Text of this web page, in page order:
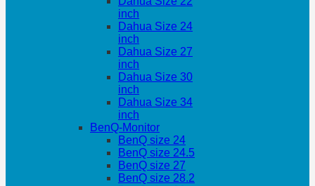
inch
Dahua Size 24
inch
Dahua Size 27
inch
Dahua Size 30
inch
Dahua Size 34
inch
BenQ-Monitor
BenQ size 24
BenQ size 24.5
BenQ size 27
BenQ size 28.2